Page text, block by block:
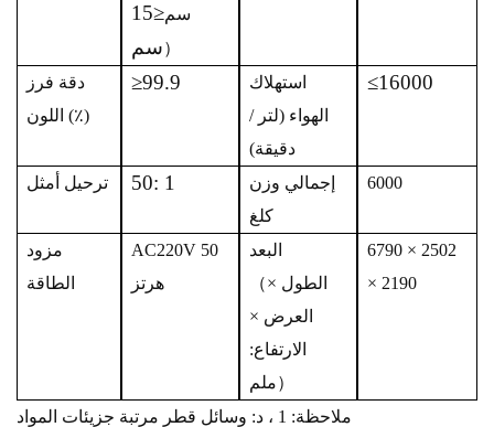
سم
≤15
سم）
دقة فرز
اللون (٪)
≥99.9
استهلاك
الهواء (لتر /
دقيقة)
≤16000
ترحيل أمثل 50: 1
إجمالي وزن
كلغ
6000
مزود
الطاقة
AC220V 50
هرتز
البعد
（الطول ×
العرض ×
الارتفاع:
ملم）
6790 × 2502
× 2190
ملاحظة: 1 ، د: وسائل قطر مرتبة جزيئات المواد